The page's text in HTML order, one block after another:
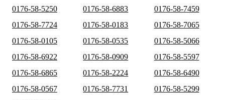
0176-58-5250
0176-58-6883
0176-58-7459
0176-58-7724
0176-58-0183
0176-58-7065
0176-58-0105
0176-58-0535
0176-58-5066
0176-58-6922
0176-58-0909
0176-58-5597
0176-58-6865
0176-58-2224
0176-58-6490
0176-58-0567
0176-58-7731
0176-58-5299